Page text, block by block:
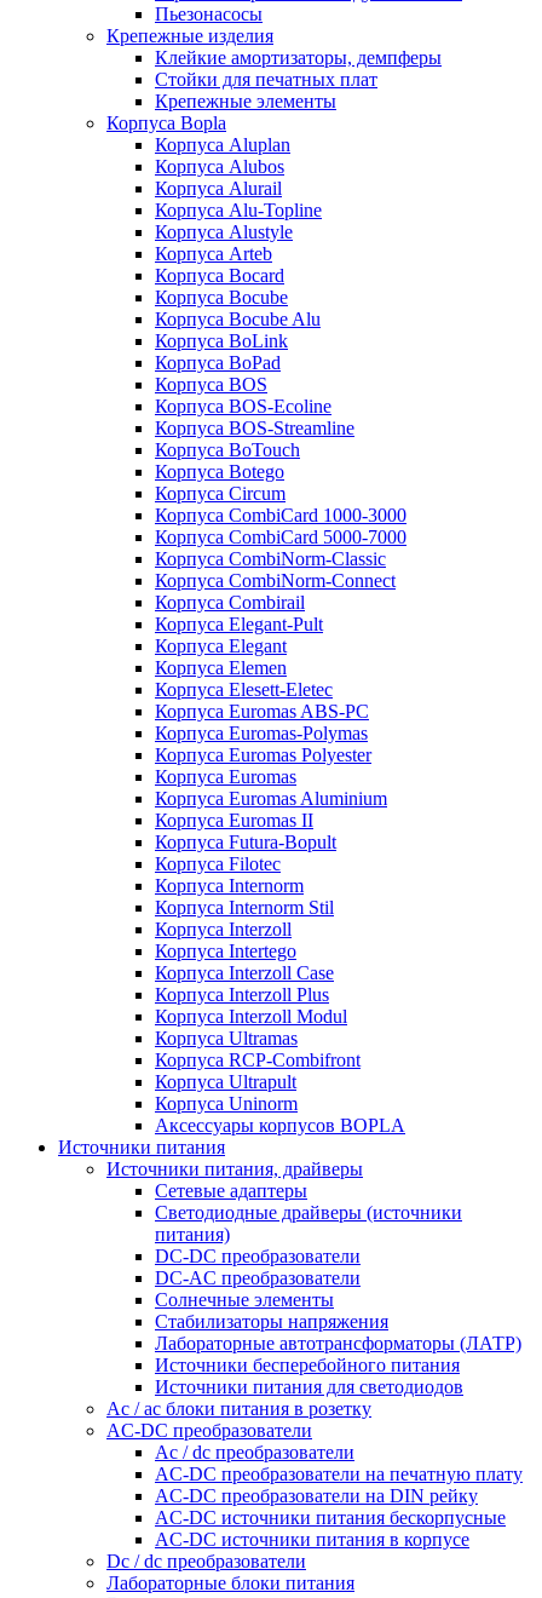
Пьезонасосы
Крепежные изделия
Клейкие амортизаторы, демпферы
Стойки для печатных плат
Крепежные элементы
Корпуса Bopla
Корпуса Aluplan
Корпуса Alubos
Корпуса Alurail
Корпуса Alu-Topline
Корпуса Alustyle
Корпуса Arteb
Корпуса Bocard
Корпуса Bocube
Корпуса Bocube Alu
Корпуса BoLink
Корпуса BoPad
Корпуса BOS
Корпуса BOS-Ecoline
Корпуса BOS-Streamline
Корпуса BoTouch
Корпуса Botego
Корпуса Circum
Корпуса CombiCard 1000-3000
Корпуса CombiCard 5000-7000
Корпуса CombiNorm-Classic
Корпуса CombiNorm-Connect
Корпуса Combirail
Корпуса Elegant-Pult
Корпуса Elegant
Корпуса Elemen
Корпуса Elesett-Eletec
Корпуса Euromas ABS-PC
Корпуса Euromas-Polymas
Корпуса Euromas Polyester
Корпуса Euromas
Корпуса Euromas Aluminium
Корпуса Euromas II
Корпуса Futura-Bopult
Корпуса Filotec
Корпуса Internorm
Корпуса Internorm Stil
Корпуса Interzoll
Корпуса Intertego
Корпуса Interzoll Case
Корпуса Interzoll Plus
Корпуса Interzoll Modul
Корпуса Ultramas
Корпуса RCP-Combifront
Корпуса Ultrapult
Корпуса Uninorm
Аксессуары корпусов BOPLA
Источники питания
Источники питания, драйверы
Сетевые адаптеры
Светодиодные драйверы (источники
питания)
DC-DC преобразователи
DC-AC преобразователи
Солнечные элементы
Стабилизаторы напряжения
Лабораторные автотрансформаторы (ЛАТР)
Источники бесперебойного питания
Источники питания для светодиодов
Ac / ac блоки питания в розетку
AC-DC преобразователи
Ac / dc преобразователи
AC-DC преобразователи на печатную плату
AC-DC преобразователи на DIN рейку
AC-DC источники питания бескорпусные
AC-DC источники питания в корпусе
Dc / dc преобразователи
Лабораторные блоки питания